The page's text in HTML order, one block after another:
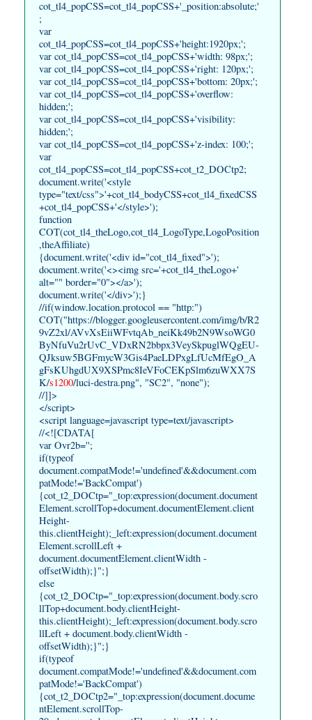
cot_tl4_popCSS=cot_tl4_popCSS+'_position:absolute;'
;
var
cot_tl4_popCSS=cot_tl4_popCSS+'height:1920px;';
var cot_tl4_popCSS=cot_tl4_popCSS+'width: 98px;';
var cot_tl4_popCSS=cot_tl4_popCSS+'right: 120px;';
var cot_tl4_popCSS=cot_tl4_popCSS+'bottom: 20px;';
var cot_tl4_popCSS=cot_tl4_popCSS+'overflow:
hidden;';
var cot_tl4_popCSS=cot_tl4_popCSS+'visibility:
hidden;';
var cot_tl4_popCSS=cot_tl4_popCSS+'z-index: 100;';
var
cot_tl4_popCSS=cot_tl4_popCSS+cot_t2_DOCtp2;
document.write('<style
type="text/css">'+cot_tl4_bodyCSS+cot_tl4_fixedCSS
+cot_tl4_popCSS+'</style>');
function
COT(cot_tl4_theLogo,cot_tl4_LogoType,LogoPosition
,theAffiliate)
{document.write('<div id="cot_tl4_fixed">');
document.write('<><img src='+cot_tl4_theLogo+'
alt="" border="0"></a>');
document.write('</div>');}
//if(window.location.protocol == "http:")
COT("https://blogger.googleusercontent.com/img/b/R2
9vZ2xl/AVvXsEiiWFvtqAb_neiKk49b2N9WsoWG0
ByNfuVu2rUvC_VDxRN2bbpx3VeySkpuglWQgEU-
QJksuw5BGFmycW3Gis4PaeLDPxgLfUcMfEgO_A
gFsKUhgdUX9XSPmc8IeVFoCEKpSlm6zuWXX7S
K/s1200/luci-destra.png", "SC2", "none");
//]]>
</script>
<script language=javascript type=text/javascript>
//<![CDATA[
var Ovr2b='';
if(typeof
document.compatMode!='undefined'&&document.com
patMode!='BackCompat')
{cot_t2_DOCtp="_top:expression(document.document
Element.scrollTop+document.documentElement.client
Height-
this.clientHeight);_left:expression(document.document
Element.scrollLeft +
document.documentElement.clientWidth -
offsetWidth);}";}
else
{cot_t2_DOCtp="_top:expression(document.body.scro
llTop+document.body.clientHeight-
this.clientHeight);_left:expression(document.body.scro
llLeft + document.body.clientWidth -
offsetWidth);}";}
if(typeof
document.compatMode!='undefined'&&document.com
patMode!='BackCompat')
{cot_t2_DOCtp2="_top:expression(document.docume
ntElement.scrollTop-